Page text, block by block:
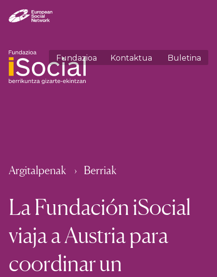
Fundazioa Kontaktua Buletina
Argitalpenak Berriak
La Fundación iSocial
viaja a Austria para
coordinar un